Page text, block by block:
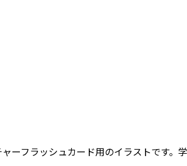
ーフラッシュカード用のイラストです